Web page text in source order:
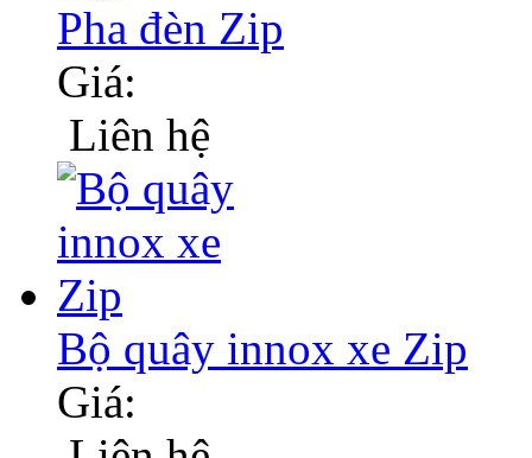
Pha đèn Zip
Giá:
Liên hệ
Bộ quây innox xe Zip
Giá: